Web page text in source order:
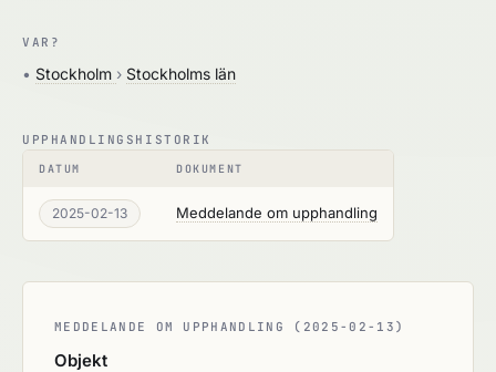
VAR?
• Stockholm › Stockholms län
UPPHANDLINGSHISTORIK
DATUM DOKUMENT
2025-02-13 Meddelande om upphandling
MEDDELANDE OM UPPHANDLING (2025-02-13)
Objekt